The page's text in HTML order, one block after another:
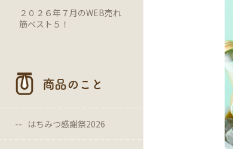
２０２６年７月のWEB売れ
筋ベスト５！
商品のこと
はちみつ感謝祭2026